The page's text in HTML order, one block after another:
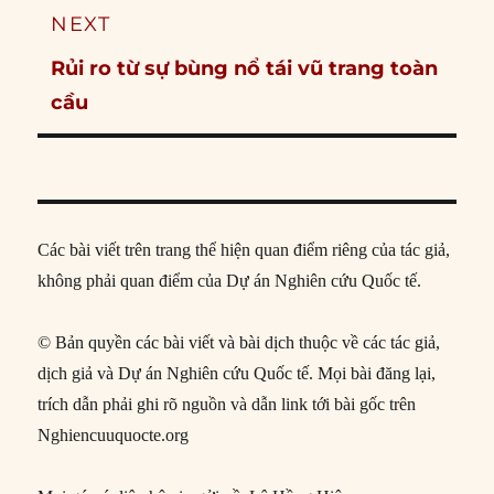
NEXT
Next
post:
Rủi ro từ sự bùng nổ tái vũ trang toàn
cầu
Các bài viết trên trang thể hiện quan điểm riêng của tác giả,
không phải quan điểm của Dự án Nghiên cứu Quốc tế.
© Bản quyền các bài viết và bài dịch thuộc về các tác giả,
dịch giả và Dự án Nghiên cứu Quốc tế. Mọi bài đăng lại,
trích dẫn phải ghi rõ nguồn và dẫn link tới bài gốc trên
Nghiencuuquocte.org